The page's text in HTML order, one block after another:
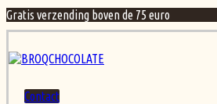
Gratis verzending boven de 75 euro
Contact